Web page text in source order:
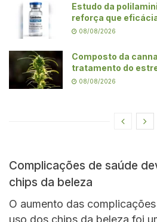
Estudo da
reforça que
08/08/2026
Composto da
tratamento do
08/08/2026
Complicações de saúde
chips da beleza
O aumento das
uso dos chips da beleza foi